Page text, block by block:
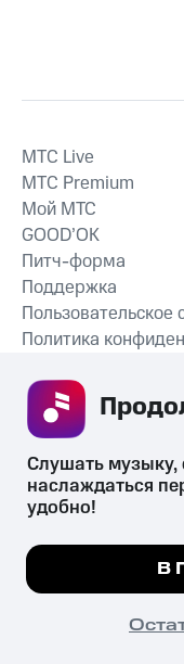
MTС Live
MTС Premium
Мой МТС
GOOD’OK
Питч-форма
Поддержка
Пользовательское
Политика
психотропных
их незаконный
законодательством
© 2026 ООО «КИОН».
Все права защищены
Мы используем
Слушать музыку,
наслаждаться
удобно!
В